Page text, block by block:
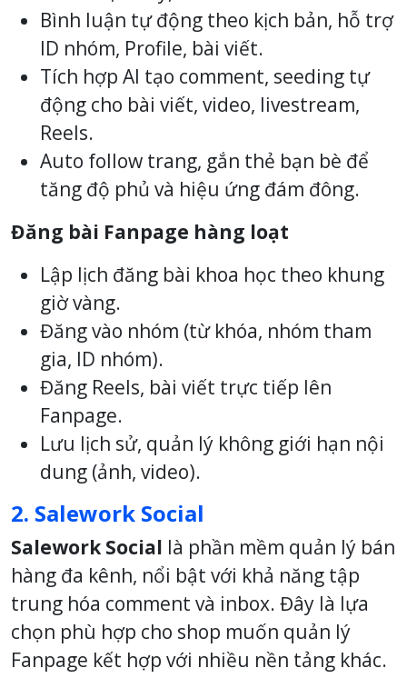
Bình luận tự động theo kịch bản, hỗ trợ
ID nhóm, Profile, bài viết.
Tích hợp AI tạo comment, seeding tự
động cho bài viết, video, livestream,
Reels.
Auto follow trang, gắn thẻ bạn bè để
tăng độ phủ và hiệu ứng đám đông.
Đăng bài Fanpage hàng loạt
Lập lịch đăng bài khoa học theo khung
giờ vàng.
Đăng vào nhóm (từ khóa, nhóm tham
gia, ID nhóm).
Đăng Reels, bài viết trực tiếp lên
Fanpage.
Lưu lịch sử, quản lý không giới hạn nội
dung (ảnh, video).
2. Salework Social
Salework Social là phần mềm quản lý bán
hàng đa kênh, nổi bật với khả năng tập
trung hóa comment và inbox. Đây là lựa
chọn phù hợp cho shop muốn quản lý
Fanpage kết hợp với nhiều nền tảng khác.